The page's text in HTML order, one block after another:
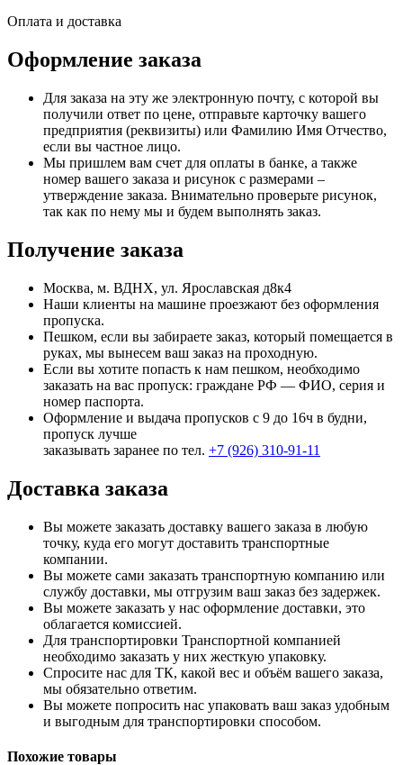
Оплата и доставка
Оформление заказа
Для заказа на эту же электронную почту, с которой вы
получили ответ по цене, отправьте карточку вашего
предприятия (реквизиты) или Фамилию Имя Отчество,
если вы частное лицо.
Мы пришлем вам счет для оплаты в банке, а также
номер вашего заказа и рисунок с размерами –
утверждение заказа. Внимательно проверьте рисунок,
так как по нему мы и будем выполнять заказ.
Получение заказа
Москва, м. ВДНХ, ул. Ярославская д8к4
Наши клиенты на машине проезжают без оформления
пропуска.
Пешком, если вы забираете заказ, который помещается в
руках, мы вынесем ваш заказ на проходную.
Если вы хотите попасть к нам пешком, необходимо
заказать на вас пропуск: граждане РФ — ФИО, серия и
номер паспорта.
Оформление и выдача пропусков с 9 до 16ч в будни,
пропуск лучше
заказывать заранее по тел. +7 (926) 310-91-11
Доставка заказа
Вы можете заказать доставку вашего заказа в любую
точку, куда его могут доставить транспортные
компании.
Вы можете сами заказать транспортную компанию или
службу доставки, мы отгрузим ваш заказ без задержек.
Вы можете заказать у нас оформление доставки, это
облагается комиссией.
Для транспортировки Транспортной компанией
необходимо заказать у них жесткую упаковку.
Спросите нас для ТК, какой вес и объём вашего заказа,
мы обязательно ответим.
Вы можете попросить нас упаковать ваш заказ удобным
и выгодным для транспортировки способом.
Похожие товары